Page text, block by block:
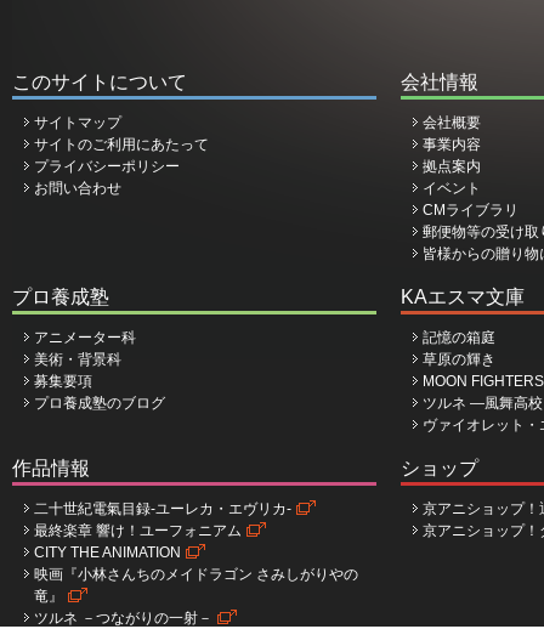
このサイトについて
サイトマップ
サイトのご利用にあたって
プライバシーポリシー
お問い合わせ
会社情報
会社概要
事業内容
拠点案内
イベント
CMライブラリ
郵便物等の受け取
皆様からの贈り
プロ養成塾
アニメーター科
美術・背景科
募集要項
プロ養成塾のブログ
KAエスマ文庫
記憶の箱庭
草原の輝き
MOON
ツルネ ―風舞高
ヴァイオレット
作品情報
二十世紀電氣目録-ユーレカ・エヴリカ-
最終楽章 響け！ユーフォニアム
CITY THE ANIMATION
映画『小林さんちのメイドラゴン さみしがりやの
竜』
ツルネ －つながりの一射－
ショップ
京アニショップ！
京アニショップ